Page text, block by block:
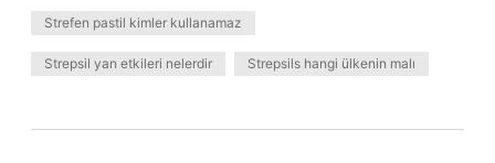
Strefen pastil kimler kullanamaz
Strepsil yan etkileri nelerdir Strepsils hangi ülkenin malı